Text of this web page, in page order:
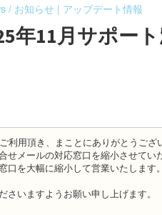
/ お知らせ | アップデート情報
年11月サポー
用頂き、まことにありがとうござ
メールの対応窓口を縮小させてい
を大幅に縮小して営業いたします。
いますようお願い申し上げます。